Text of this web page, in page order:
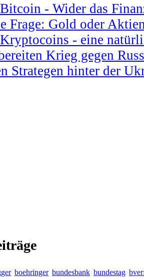
- Wider das
Frage: Gold oder
- eine
Krieg gegen
Strategen hinter der
boehringer bundesbank bundestag